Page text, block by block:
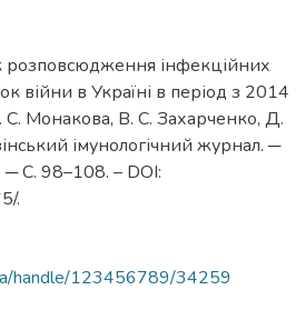
інфекційних
війни в Україні в період з 2014
С. Монакова, В. С. Захарченко, Д.
імунологічний журнал. ─
С. 98–108. – DOI:
.
handle/123456789/34259